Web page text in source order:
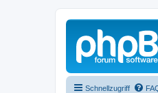
Schnellzugriff